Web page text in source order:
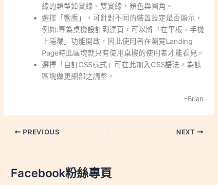
線的類型如實線、雙實線，顏色與圓角。
選擇「響應」，可針對不同的裝置設定是否顯示，
例如:專為桌機設計到達頁，可以將「在平板、手機
上隱藏」功能開啟，因此使用者在瀏覽Landing
Page時此區塊就只有使用桌機的使用者才能看見。
選擇「自訂CSS樣式」可在此加入CSS語法，為該
區塊做更細部之調整。
-Brian-
PREVIOUS NEXT
Facebook粉絲專頁